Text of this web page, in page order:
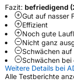
EU Label
EffizienzC
NasshaftungB
Fazit: befriedigend
Gut auf nasser
Effizient
Noch gute
Nicht ganz
Schwächen
Schwächen
Weitere Details bei
Alle Testberichte